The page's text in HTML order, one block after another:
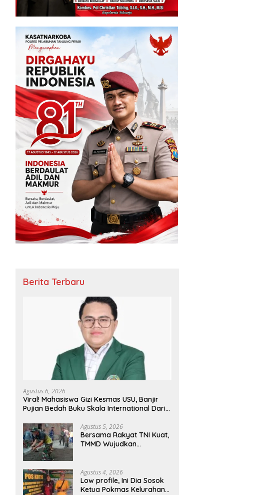
Berita Terbaru
Agustus 6, 2026
Viral! Mahasiswa Gizi Kesmas USU, Banjir
Pujian Bedah Buku Skala International Dari
Agustus 5, 2026
Bersama Rakyat TNI Kuat,
TMMD Wujudkan
Ketahanan Nasional di
Daerah.
Agustus 4, 2026
Low profile, Ini Dia Sosok
Ketua Pokmas Kelurahan